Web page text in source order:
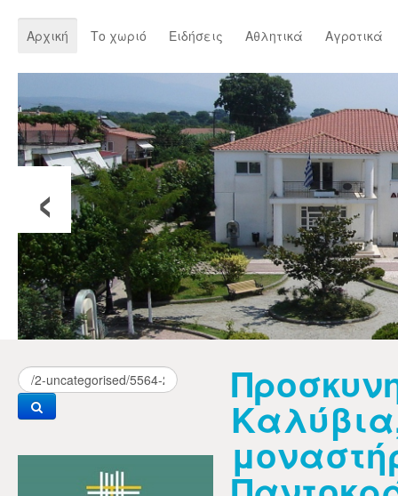
Αρχική Το χωριό Ειδήσεις Αθλητικά Αγροτικά
‹